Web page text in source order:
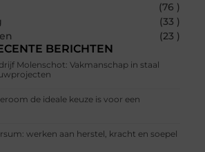
(76 )
(33 )
(23 )
BERICHTEN
Molenschot: Vakmanschap in staal
de ideale keuze is voor een
werken aan herstel, kracht en soepel